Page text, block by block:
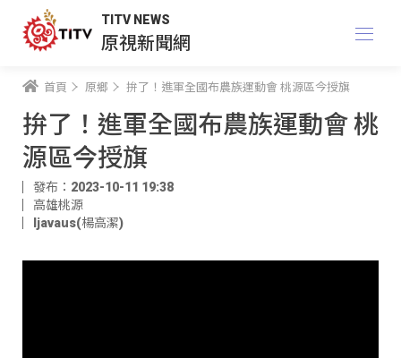
TITV NEWS
原視新聞網
首頁 原鄉 拚了！進軍全國布農族運動會 桃源區今授旗
拚了！進軍全國布農族運動會 桃
源區今授旗
發布：2023-10-11 19:38
高雄桃源
ljavaus(楊高潔)